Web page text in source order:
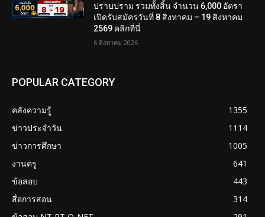
ปราบปราม รวมทั้งสิ้น จำนวน 6,000 อัตรา
เปิดรับสมัครวันที่ 8 สิงหาคม – 19 สิงหาคม
2569 คลิกที่นี่
6 สิงหาคม 2026
POPULAR CATEGORY
คลังความรู้
1355
ข่าวประจำวัน
1114
ข่าวการศึกษา
1005
งานครู
641
ข้อสอบ
443
สื่อการสอน
314